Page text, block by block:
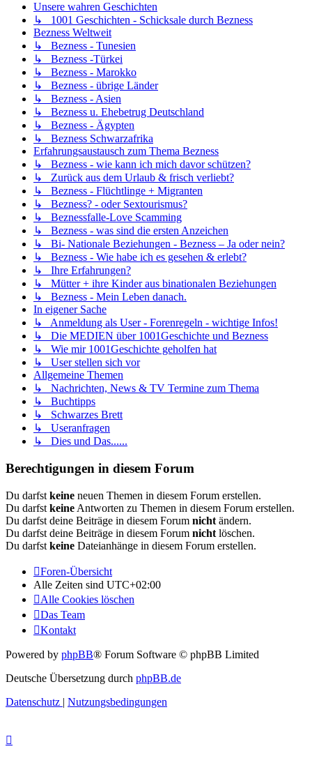
Unsere wahren Geschichten
↳ 1001 Geschichten - Schicksale durch Bezness
Bezness Weltweit
↳ Bezness - Tunesien
↳ Bezness -Türkei
↳ Bezness - Marokko
↳ Bezness - übrige Länder
↳ Bezness - Asien
↳ Bezness u. Ehebetrug Deutschland
↳ Bezness - Ägypten
↳ Bezness Schwarzafrika
Erfahrungsaustausch zum Thema Bezness
↳ Bezness - wie kann ich mich davor schützen?
↳ Zurück aus dem Urlaub & frisch verliebt?
↳ Bezness - Flüchtlinge + Migranten
↳ Bezness? - oder Sextourismus?
↳ Beznessfalle-Love Scamming
↳ Bezness - was sind die ersten Anzeichen
↳ Bi- Nationale Beziehungen - Bezness – Ja oder nein?
↳ Bezness - Wie habe ich es gesehen & erlebt?
↳ Ihre Erfahrungen?
↳ Mütter + ihre Kinder aus binationalen Beziehungen
↳ Bezness - Mein Leben danach.
In eigener Sache
↳ Anmeldung als User - Forenregeln - wichtige Infos!
↳ Die MEDIEN über 1001Geschichte und Bezness
↳ Wie mir 1001Geschichte geholfen hat
↳ User stellen sich vor
Allgemeine Themen
↳ Nachrichten, News & TV Termine zum Thema
↳ Buchtipps
↳ Schwarzes Brett
↳ Useranfragen
↳ Dies und Das......
Berechtigungen in diesem Forum
Du darfst keine neuen Themen in diesem Forum erstellen.
Du darfst keine Antworten zu Themen in diesem Forum erstellen.
Du darfst deine Beiträge in diesem Forum nicht ändern.
Du darfst deine Beiträge in diesem Forum nicht löschen.
Du darfst keine Dateianhänge in diesem Forum erstellen.
Foren-Übersicht
Alle Zeiten sind UTC+02:00
Alle Cookies löschen
Das Team
Kontakt
Powered by phpBB® Forum Software © phpBB Limited
Deutsche Übersetzung durch phpBB.de
Datenschutz | Nutzungsbedingungen